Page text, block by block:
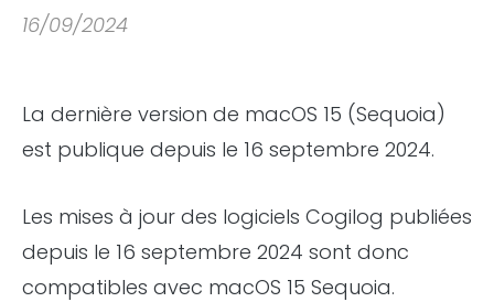
16/09/2024
La dernière version de macOS 15 (Sequoia)
est publique depuis le 16 septembre 2024.
Les mises à jour des logiciels Cogilog publiées
depuis le 16 septembre 2024 sont donc
compatibles avec macOS 15 Sequoia.